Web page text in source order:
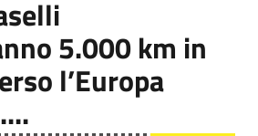
5.000 km in
l’Europa